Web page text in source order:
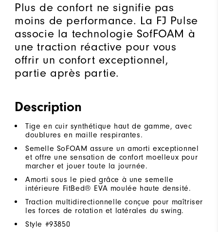
Plus de confort ne signifie pas
moins de performance. La FJ Pulse
associe la technologie SofFOAM à
une traction réactive pour vous
offrir un confort exceptionnel,
partie après partie.
Description
Tige en cuir synthétique haut de gamme, avec
doublures en maille respirantes.
Semelle SoFOAM assure un amorti exceptionnel
et offre une sensation de confort moelleux pour
marcher et jouer toute la journée.
Amorti sous le pied grâce à une semelle
intérieure FitBed® EVA moulée haute densité.
Traction multidirectionnelle conçue pour maîtriser
les forces de rotation et latérales du swing.
Style #93850